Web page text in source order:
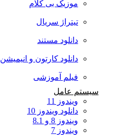
موزیک بی کلام
تیتراژ سریال
دانلود مستند
دانلود کارتون و انیمیشن
فیلم آموزشی
سیستم عامل
ویندوز 11
دانلود ویندوز 10
ویندوز 8 و 8.1
ویندوز 7